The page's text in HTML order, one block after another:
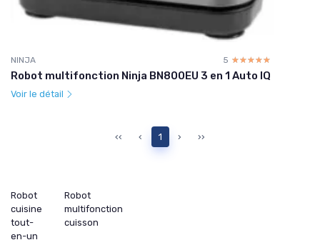
NINJA 5 ☆☆☆☆☆
★★★★★
Robot multifonction Ninja BN800EU 3 en 1 Auto IQ
Voir le détail
‹‹ ‹ 1 › ››
Robot
cuisine
tout-
en-un
Robot
multifonction
cuisson